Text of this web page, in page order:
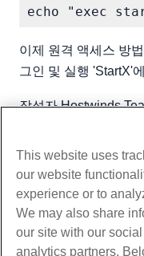
이제 원격 액세스 방
그인 및 실행 'StartX'
작성자 Hostwinds
제품
웹 호스팅
This website uses
our website
experience or to
We may also share
our site with our
analytics partners.